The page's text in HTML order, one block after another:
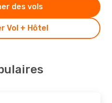
Vol + Hôtel
des vols